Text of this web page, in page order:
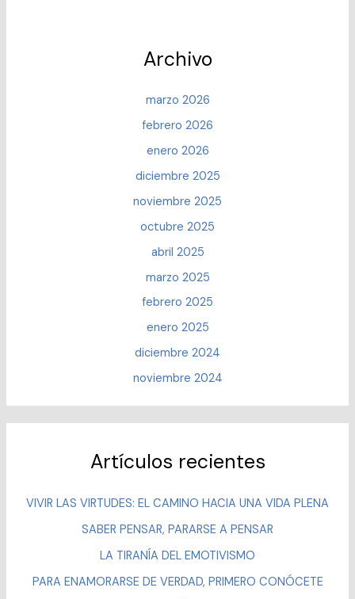
Archivo
marzo 2026
febrero 2026
enero 2026
diciembre 2025
noviembre 2025
octubre 2025
abril 2025
marzo 2025
febrero 2025
enero 2025
diciembre 2024
noviembre 2024
Artículos recientes
VIVIR LAS VIRTUDES: EL CAMINO HACIA UNA VIDA PLENA
SABER PENSAR, PARARSE A PENSAR
LA TIRANÍA DEL EMOTIVISMO
PARA ENAMORARSE DE VERDAD, PRIMERO CONÓCETE